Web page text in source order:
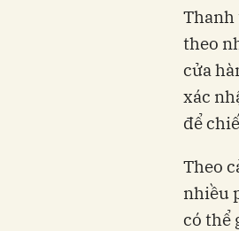
Thanh
theo
cửa
xác
để
Theo
nhiều
có thể